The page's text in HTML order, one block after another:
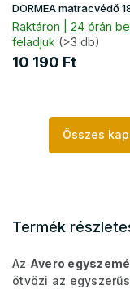
DORMEA matracvédő
Raktáron | 24 órán
feladjuk (>3 db)
10 190 Ft
Összes
Termék
Az Avero
ötvözi az